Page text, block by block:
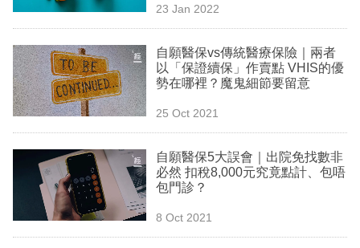
科
技
職
場
生
時
事
23 Jan 2022
自願醫保vs傳統醫療保險｜兩者
以「保證續保」作賣點 VHIS的優
勢在哪裡？魔鬼細節要留意
25 Oct 2021
自願醫保5大誤會｜出院免找數非
必然 扣稅8,000元究竟點計、包唔
包門診？
8 Oct 2021